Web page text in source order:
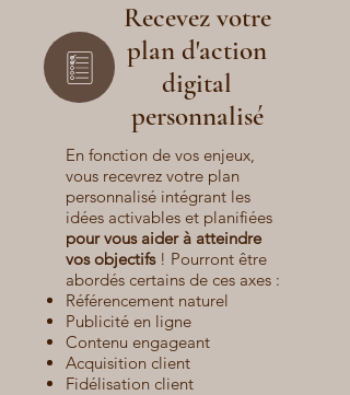
Recevez votre
plan d'action
digital
personnalisé
En fonction de vos enjeux,
vous recevrez votre plan
personnalisé intégrant les
idées activables et planifiées
pour vous aider à atteindre
vos objectifs ! Pourront être
abordés certains de ces axes :
Référencement naturel
Publicité en ligne
Contenu engageant
Acquisition client
Fidélisation client